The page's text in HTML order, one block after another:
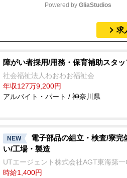
e
Powered by GliaStudios
求
障がい者採用/用務・保育補助スタッ
社会福祉法人わおわお福祉会
年収127万9,200円
アルバイト・パート / 神奈川県
NEW
電子部品の組立・検査/寮完
い/工場・製造
UTエージェント株式会社AGT東海第一
時給1,400円